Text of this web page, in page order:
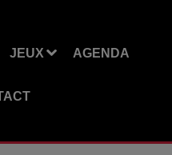
JEUX AGENDA